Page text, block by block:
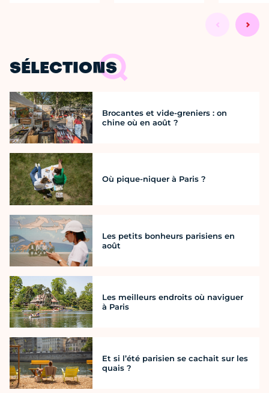
SÉLECTIONS
Brocantes et vide-greniers : on
chine où en août ?
Où pique-niquer à Paris ?
Les petits bonheurs parisiens en
août
Les meilleurs endroits où naviguer
à Paris
Et si l’été parisien se cachait sur les
quais ?